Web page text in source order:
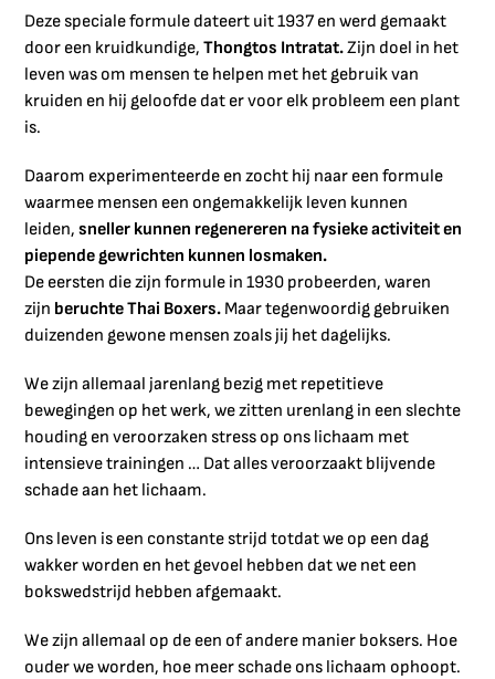
Deze speciale formule dateert uit 1937 en werd gemaakt
door een kruidkundige,Thongtos Intratat.Zijn doel in het
leven was om mensen te helpen met het gebruik van
kruiden en hij geloofde dat er voor elk probleem een plant
is.
Daarom experimenteerde en zocht hij naar een formule
waarmee mensen een ongemakkelijk leven kunnen
leiden,sneller kunnen regenereren na fysieke activiteit en
piepende gewrichten kunnen losmaken.
De eersten die zijn formule in 1930 probeerden, waren
zijn beruchte Thai Boxers. Maar tegenwoordig gebruiken
duizenden gewone mensen zoals jij het dagelijks.
We zijn allemaal jarenlang bezig met repetitieve
bewegingen op het werk, we zitten urenlang in een slechte
houding en veroorzaken stress op ons lichaam met
intensieve trainingen … Dat alles veroorzaakt blijvende
schade aan het lichaam.
Ons leven is een constante strijd totdat we op een dag
wakker worden en het gevoel hebben dat we net een
bokswedstrijd hebben afgemaakt.
We zijn allemaal op de een of andere manier boksers. Hoe
ouder we worden, hoe meer schade ons lichaam ophoopt.